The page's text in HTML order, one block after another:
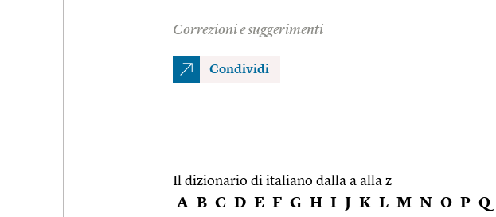
Correzioni e suggerimenti
Condividi
Il dizionario di italiano dalla a alla z
A B C D E F G H I J K L M N O P Q